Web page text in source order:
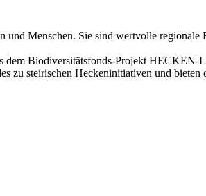
Menschen. Sie sind wertvolle
dem Biodiversitätsfonds-Projekt
zu steirischen Heckeninitiativen und